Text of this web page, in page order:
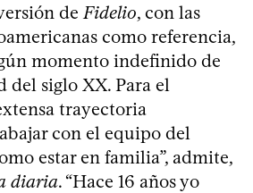
de Fidelio, con las
como referencia,
momento indefinido de
del siglo XX. Para el
trayectoria
con el equipo del
estar en familia”, admite,
diaria. “Hace 16 años yo